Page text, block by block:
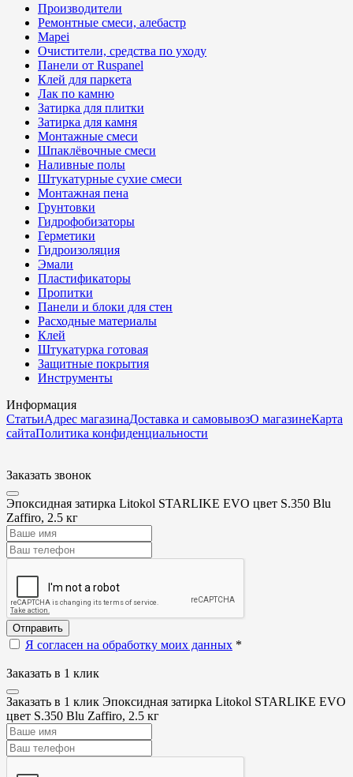
Производители
Ремонтные смеси, алебастр
Mapei
Очистители, средства по уходу
Панели от Ruspanel
Клей для паркета
Лак по камню
Затирка для плитки
Затирка для камня
Монтажные смеси
Шпаклёвочные смеси
Наливные полы
Штукатурные сухие смеси
Монтажная пена
Грунтовки
Гидрофобизаторы
Герметики
Гидроизоляция
Эмали
Пластификаторы
Пропитки
Панели и блоки для стен
Расходные материалы
Клей
Штукатурка готовая
Защитные покрытия
Инструменты
Информация
СтатьиАдрес магазинаДоставка и самовывозО магазинеКарта
сайтаПолитика конфиденциальности
Заказать звонок
Эпоксидная затирка Litokol STARLIKE EVO цвет S.350 Blu
Zaffiro, 2.5 кг
Отправить
Я согласен на обработку моих данных *
Заказать в 1 клик
Заказать в 1 клик Эпоксидная затирка Litokol STARLIKE EVO
цвет S.350 Blu Zaffiro, 2.5 кг